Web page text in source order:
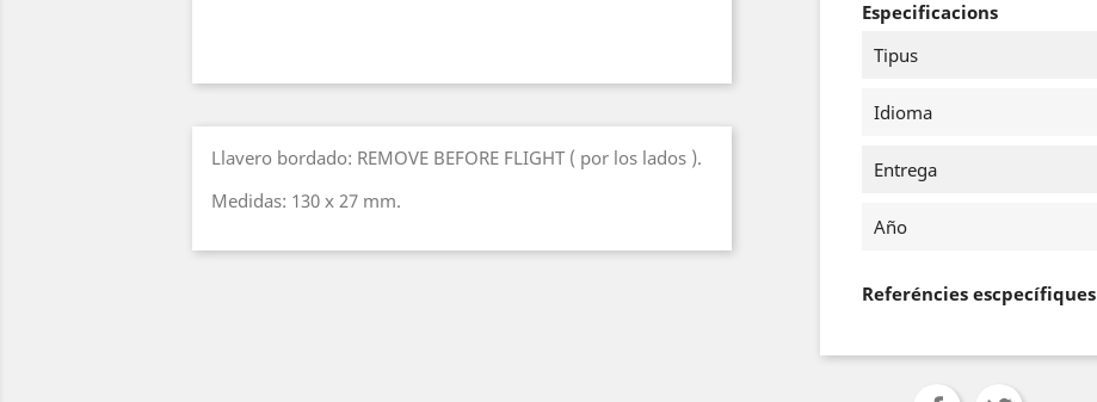
Llavero bordado: REMOVE BEFORE FLIGHT ( por los lados ).
Medidas: 130 x 27 mm.
Especificacions
Tipus
Idioma
Entrega
Año
Referéncies escpecífiques